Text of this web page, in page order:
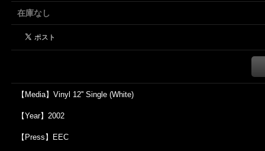
在庫なし
【Media】Vinyl 12'' Single (White)
【Year】2002
【Press】EEC